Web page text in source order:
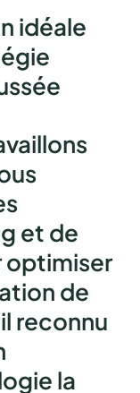
idéale
et de
optimiser
de
reconnu
la